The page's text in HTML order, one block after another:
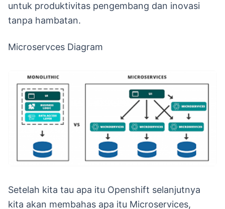
untuk produktivitas pengembang dan inovasi
tanpa hambatan.
Microservces Diagram
Setelah kita tau apa itu Openshift selanjutnya
kita akan membahas apa itu Microservices,